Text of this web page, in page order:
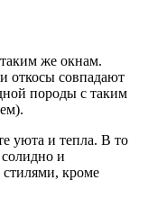
же окнам.
откосы совпадают
породы с таким
уюта и тепла. В то
и
стилями, кроме